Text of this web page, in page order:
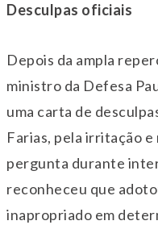
Desculpas oficiais
Depois da ampla
ministro da Defesa
uma carta de
Farias, pela irritação e
pergunta durante
reconheceu que
inapropriado em